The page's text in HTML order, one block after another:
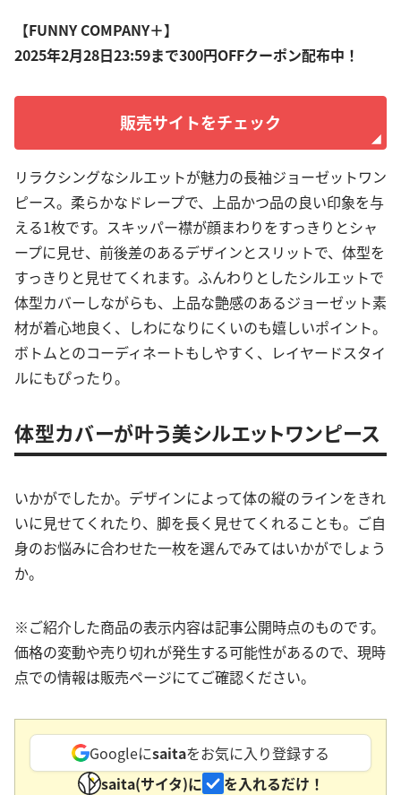
【FUNNY COMPANY＋】
2025年2月28日23:59まで300円OFFクーポン配布中！
販売サイトをチェック
リラクシングなシルエットが魅力の長袖ジョーゼットワン
ピース。柔らかなドレープで、上品かつ品の良い印象を与
える1枚です。スキッパー襟が顔まわりをすっきりとシャ
ープに見せ、前後差のあるデザインとスリットで、体型を
すっきりと見せてくれます。ふんわりとしたシルエットで
体型カバーしながらも、上品な艶感のあるジョーゼット素
材が着心地良く、しわになりにくいのも嬉しいポイント。
ボトムとのコーディネートもしやすく、レイヤードスタイ
ルにもぴったり。
体型カバーが叶う美シルエットワンピース
いかがでしたか。デザインによって体の縦のラインをきれ
いに見せてくれたり、脚を長く見せてくれることも。ご自
身のお悩みに合わせた一枚を選んでみてはいかがでしょう
か。
※ご紹介した商品の表示内容は記事公開時点のものです。
価格の変動や売り切れが発生する可能性があるので、現時
点での情報は販売ページにてご確認ください。
Googleにsaitaをお気に入り登録する
saita(サイタ)に
を入れるだけ！